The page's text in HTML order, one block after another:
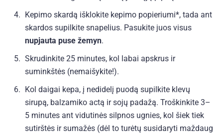
Kepimo skardą išklokite kepimo popieriumi*, tada ant
skardos supilkite snapelius. Pasukite juos visus
nupjauta puse žemyn.
Skrudinkite 25 minutes, kol labai apskrus ir
suminkštės (nemaišykite!).
Kol daigai kepa, į nedidelį puodą supilkite klevų
sirupą, balzamiko actą ir sojų padažą. Troškinkite 3–
5 minutes ant vidutinės silpnos ugnies, kol šiek tiek
sutirštės ir sumažės (dėl to turėtų susidaryti maždaug